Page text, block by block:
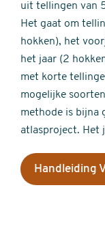
uit tellingen van
Het gaat om
hokken), het
het jaar (2
met korte
mogelijke
methode is bijna
atlasproject. Het
Handleiding